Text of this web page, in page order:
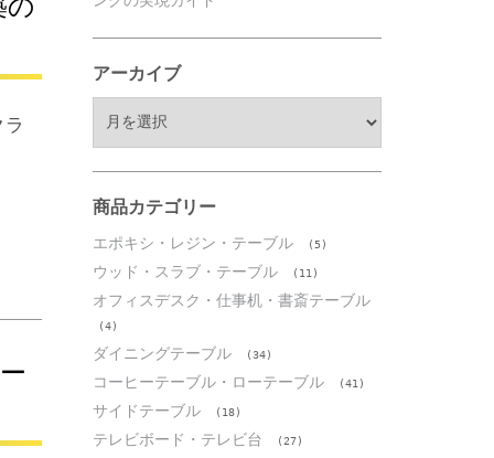
アーカイブ
ブ
商品カテゴリー
エポキシ・レジン・テーブル (5)
ウッド・スラブ・テーブル (11)
オフィスデスク・仕事机・書斎テーブル
(4)
ダイニングテーブル (34)
コーヒーテーブル・ローテーブル (41)
サイドテーブル (18)
テレビボード・テレビ台 (27)